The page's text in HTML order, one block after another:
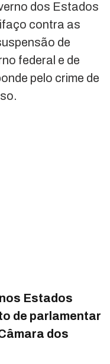
dos Estados
contra as
de
federal e de
pelo crime de
Estados
de parlamentar
dos